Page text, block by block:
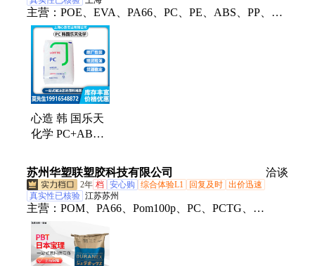
主营： POE、EVA、PA66、PC、PE、ABS、PP、
LDPE、HDPE、PA6、POM、PEEK、PVDF、PBT
心造 韩 国乐天
化学 PC+ABS
1018/GW-
1041/GC-1017玻
纤
苏州华塑联塑胶科技有限公司 洽谈
2年 档 安心购 综合体验L1 回复及时 出价迅速
真实性已核验 江苏苏州
主营： POM、PA66、Pom100p、PC、PCTG、
PCTA、Pom500p、Pom900p、Pom100t、M90-44、
F20-03、ABS747、abs757、TPU、美国杜邦pom、日
本旭化成pom、日本宝理pom、ASA、COC、PEEK、